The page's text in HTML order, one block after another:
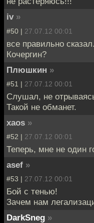
iv »
#50 | 27.07.12 00:01
все правильно
Кочергин?
Плюшкин »
#51 | 27.07.12 00:01
Слушал, не
Такой не обманет.
xaos »
#52 | 27.07.12 00:01
Теперь, мне не один
asef »
#53 | 27.07.12 00:01
Бой с тенью!
Зачем нам
DarkSneg »